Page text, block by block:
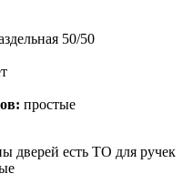
50/50
простые
дверей есть ТО для ручек